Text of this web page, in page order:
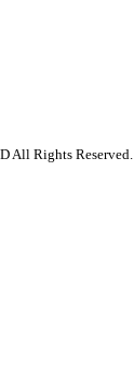
All Rights Reserved.